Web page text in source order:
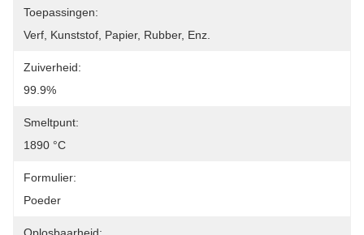
Toepassingen:
Verf, Kunststof, Papier, Rubber, Enz.
Zuiverheid:
99.9%
Smeltpunt:
1890 °C
Formulier:
Poeder